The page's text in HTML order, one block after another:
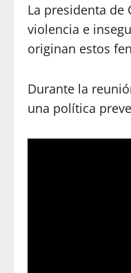
La presidenta
violencia e
originan estos
Durante la
una política